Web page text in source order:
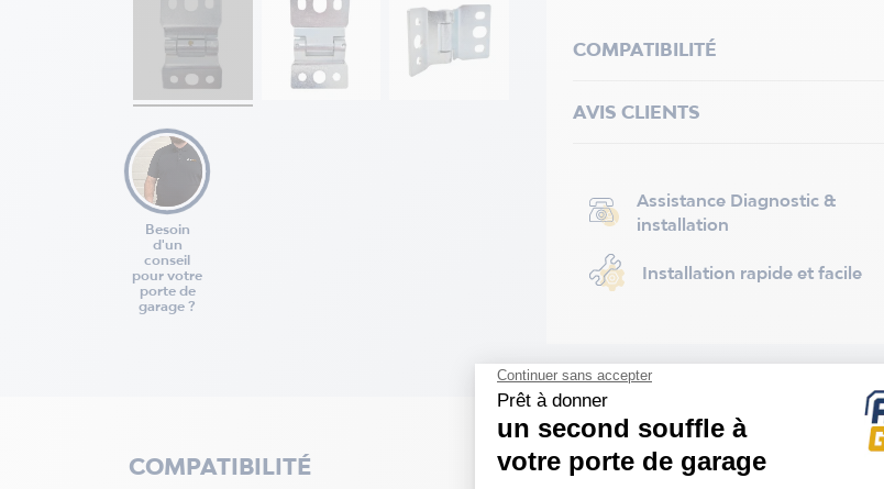
Besoin
d'un
conseil
pour votre
porte de
garage ?
COMPATIBILITÉ
AVIS CLIENTS
Assistance Diagnostic &
installation
Installation rapide et facile
COMPATIBILITÉ